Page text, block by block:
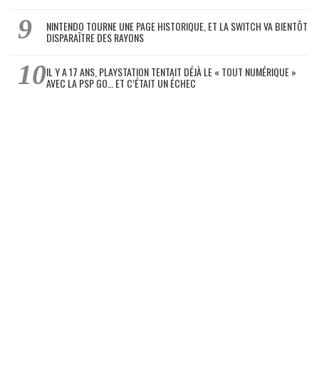
NINTENDO TOURNE UNE PAGE HISTORIQUE, ET LA SWITCH VA BIENTÔT
DISPARAÎTRE DES RAYONS
IL Y A 17 ANS, PLAYSTATION TENTAIT DÉJÀ LE « TOUT NUMÉRIQUE »
AVEC LA PSP GO… ET C’ÉTAIT UN ÉCHEC